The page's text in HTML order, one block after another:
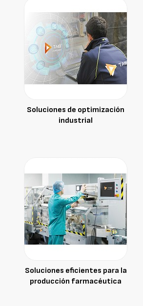
Soluciones de optimización
industrial
Soluciones eficientes para la
producción farmacéutica